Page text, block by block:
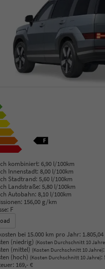
kombiniert: 6,90 l/100km
Innenstadt: 8,00 l/100km
Stadtrand: 5,60 l/100km
Landstraße: 5,80 l/100km
Autobahn: 8,10 l/100km
156,00 g/km
F
bei 15.000 km pro Jahr: 1.805,04
(niedrig) (Kosten Durchschnitt 10
(mittel) (Kosten Durchschnitt 10 Jahre):
(hoch) (Kosten Durchschnitt 10 Jahre):
169,- €